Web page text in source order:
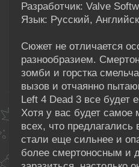
Разработчик: Valve
Язык: Русский,
Сюжет не отличается
разнообразием.
зомби и горстка
вызов и отчаянно
Left 4 Dead 3 все будет
Хотя у вас будет самое
всех, что предлагались
стали еще сильнее и
более смертоносным и